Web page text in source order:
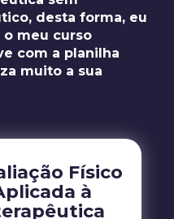
desta forma, eu
o meu curso
com a planilha
muito a sua
Físico
à